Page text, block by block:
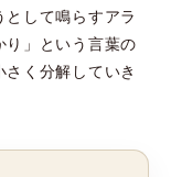
して鳴らすアラ
り」という言葉の
く分解していき